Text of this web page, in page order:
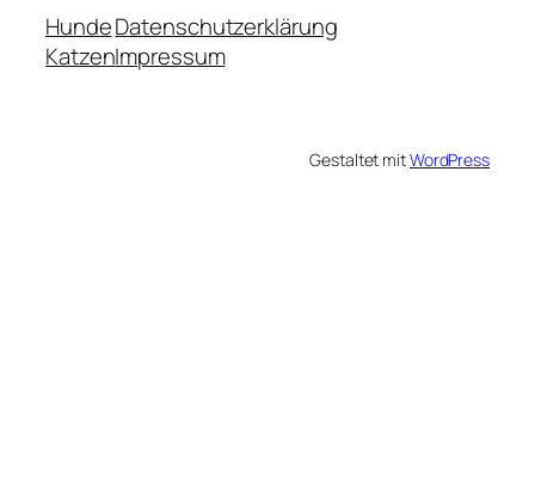
Hunde
Katzen
Datenschutzerklärung
Impressum
Gestaltet mitWordPress